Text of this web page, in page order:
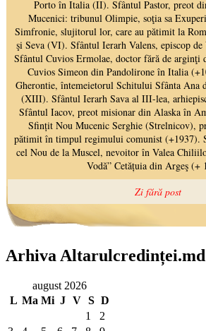
Arhiva Altarulcredinței.md
august 2026
L Ma Mi J V S D
1
2